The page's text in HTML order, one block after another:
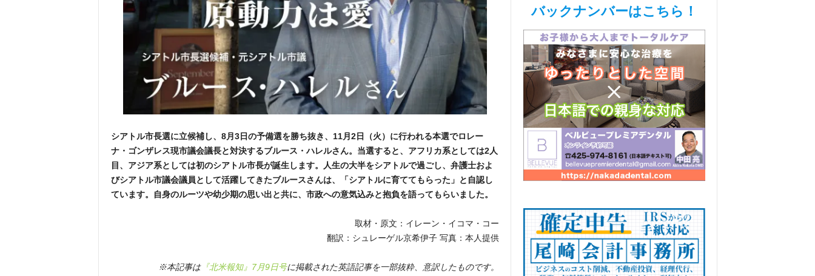
シアトル市長選に立候補し、8月3日の予備選を勝ち抜き、11月2日（火）に行われる本選でロレー
ナ・ゴンザレス現市議会議長と対決するブルース・ハレルさん。当選すると、アフリカ系としては2人
目、アジア系としては初のシアトル市長が誕生します。人生の大半をシアトルで過ごし、弁護士およ
びシアトル市議会議員として活躍してきたブルースさんは、「シアトルに育ててもらった」と自認し
ています。自身のルーツや幼少期の思い出と共に、市政への意気込みと抱負を語ってもらいました。
取材・原文：イレーン・イコマ・コー
翻訳：シュレーゲル京希伊子 写真：本人提供
※本記事は『北米報知』7月9日号に掲載された英語記事を一部抜粋、意訳したものです。
バックナンバーはこちら！